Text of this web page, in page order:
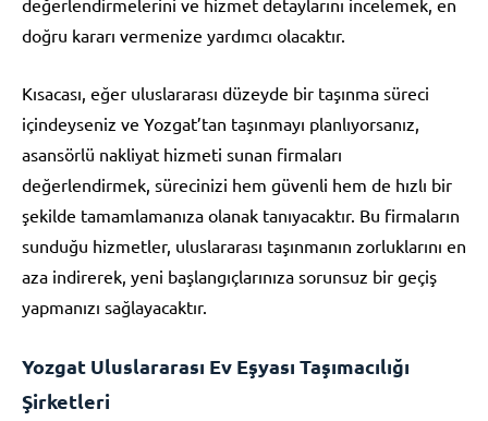
doğru kararı vermenize yardımcı olacaktır.
Kısacası, eğer uluslararası düzeyde bir taşınma süreci
içindeyseniz ve Yozgat’tan taşınmayı planlıyorsanız,
asansörlü nakliyat hizmeti sunan firmaları
değerlendirmek, sürecinizi hem güvenli hem de hızlı bir
şekilde tamamlamanıza olanak tanıyacaktır. Bu firmaların
sunduğu hizmetler, uluslararası taşınmanın zorluklarını en
aza indirerek, yeni başlangıçlarınıza sorunsuz bir geçiş
yapmanızı sağlayacaktır.
Yozgat Uluslararası Ev Eşyası Taşımacılığı
Şirketleri